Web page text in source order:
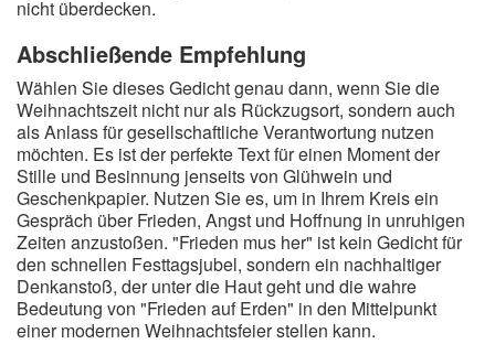
nicht überdecken.
Abschließende Empfehlung
Wählen Sie dieses Gedicht genau dann, wenn Sie die
Weihnachtszeit nicht nur als Rückzugsort, sondern auch
als Anlass für gesellschaftliche Verantwortung nutzen
möchten. Es ist der perfekte Text für einen Moment der
Stille und Besinnung jenseits von Glühwein und
Geschenkpapier. Nutzen Sie es, um in Ihrem Kreis ein
Gespräch über Frieden, Angst und Hoffnung in unruhigen
Zeiten anzustoßen. "Frieden mus her" ist kein Gedicht für
den schnellen Festtagsjubel, sondern ein nachhaltiger
Denkanstoß, der unter die Haut geht und die wahre
Bedeutung von "Frieden auf Erden" in den Mittelpunkt
einer modernen Weihnachtsfeier stellen kann.